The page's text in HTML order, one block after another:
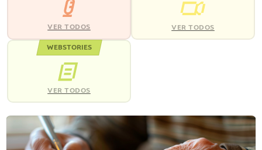
VER TODOS VER TODOS
WEBSTORIES
VER TODOS